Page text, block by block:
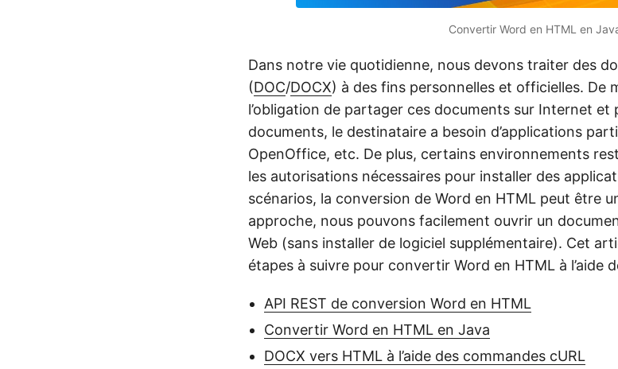
Convertir Word en HTML en
Dans notre vie quotidienne, nous devons traiter des
(DOC/DOCX) à des fins personnelles et officielles. De
l’obligation de partager ces documents sur Internet
documents, le destinataire a besoin d’applications
OpenOffice, etc. De plus, certains environnements
les autorisations nécessaires pour installer des
scénarios, la conversion de Word en HTML peut être
approche, nous pouvons facilement ouvrir un
Web (sans installer de logiciel supplémentaire). Cet
étapes à suivre pour convertir Word en HTML à l’aide
API REST de conversion Word en HTML
Convertir Word en HTML en Java
DOCX vers HTML à l’aide des commandes cURL